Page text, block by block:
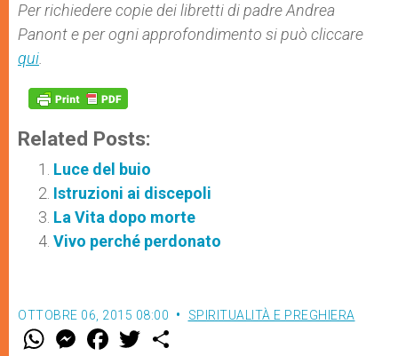
Per richiedere copie dei libretti di padre Andrea
Panont e per ogni approfondimento si può cliccare
qui
Related Posts:
Luce del buio
Istruzioni ai discepoli
La Vita dopo morte
Vivo perché perdonato
OTTOBRE 06, 2015 08:00 SPIRITUALITÀ E PREGHIERA
W M
e
F
a w